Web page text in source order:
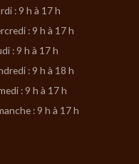
: 9 h à 17 h
: 9 h à 17 h
: 9 h à 17 h
: 9 h à 18 h
: 9 h à 17 h
: 9 h à 17 h